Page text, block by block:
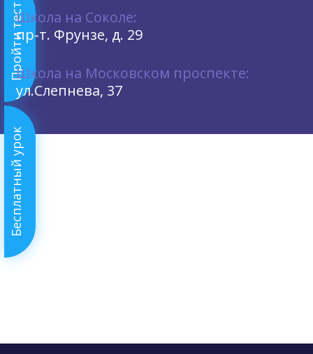
Бесплатный урок
Пройти тест
Школа на Соколе:
пр-т. Фрунзе, д. 29
Школа на Московском проспекте:
ул.Слепнева, 37